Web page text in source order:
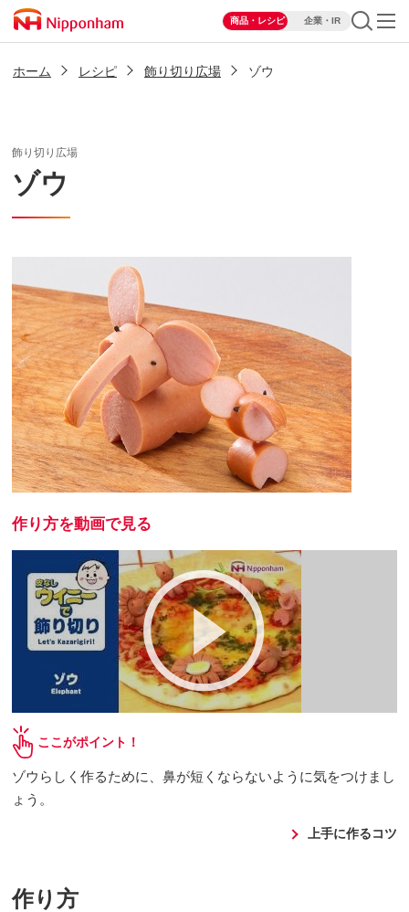
商品・レシピ 企業・IR
ホーム レシピ 飾り切り広場 ゾウ
飾り切り広場
ゾウ
作り方を動画で見る
ここがポイント！
ゾウらしく作るために、鼻が短くならないように気をつけまし
ょう。
上手に作るコツ
作り方